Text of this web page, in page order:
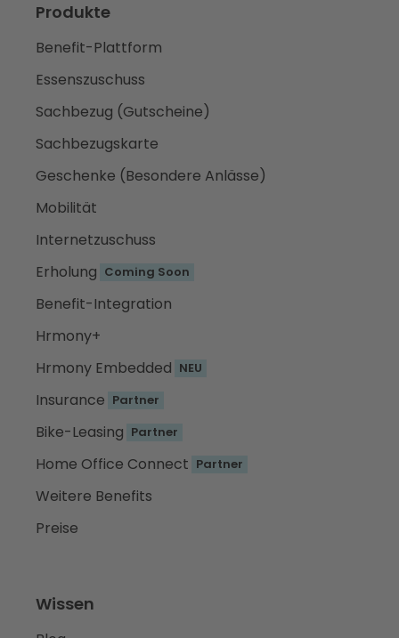
Produkte
Benefit-Plattform
Essenszuschuss
Sachbezug (Gutscheine)
Sachbezugskarte
Geschenke (Besondere Anlässe)
Mobilität
Internetzuschuss
Erholung Coming Soon
Benefit-Integration
Hrmony+
Hrmony Embedded NEU
Insurance Partner
Bike-Leasing Partner
Home Office Connect Partner
Weitere Benefits
Preise
Wissen